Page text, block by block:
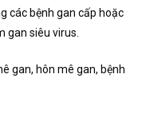
các bệnh gan cấp hoặc
gan siêu virus.
gan, hôn mê gan, bệnh